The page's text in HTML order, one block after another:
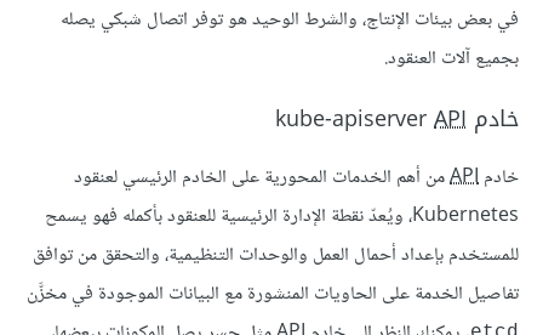
في بعض بيئات الإنتاج، والشرط الوحيد هو توفر اتصال شبكي يصله
بجميع آلات العنقود.
خادم kube-apiserver API
خادمAPIمن أهم الخدمات المحورية على الخادم الرئيسي لعنقود
Kubernetes، ويُعدّ نقطة الإدارة الرئيسية للعنقود بأكمله فهو يسمح
للمستخدم بإعداد أحمال العمل والوحدات التنظيمية، والتحقق من توافق
تفاصيل الخدمة على الحاويات المنشورة مع البيانات الموجودة في مخزَّن